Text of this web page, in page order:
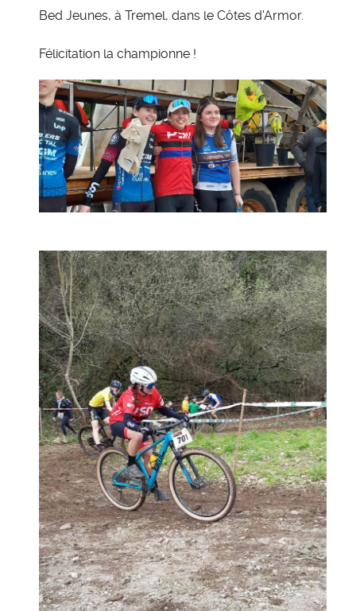
Bed Jeunes, à Tremel, dans le Côtes d'Armor.
Félicitation la championne !